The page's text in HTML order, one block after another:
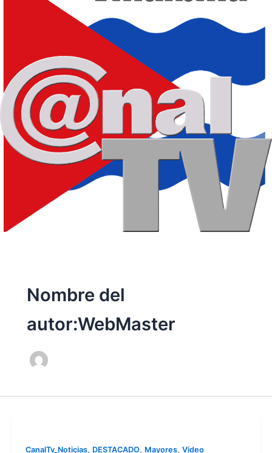
Nombre del
autor:WebMaster
CanalTv_Noticias, DESTACADO, Mayores, Video